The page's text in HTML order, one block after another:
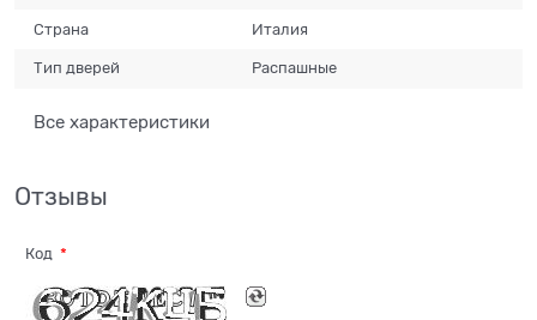
Страна Италия
Тип дверей Распашные
Все характеристики
Отзывы
Код